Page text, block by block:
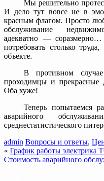
Мы решительно
И дело тут вовсе не в
красным флагом. Просто
обслуживание
адекватно —
потребовать столько
объекте.
В противном
проходимцы и прекрасные
Оба хуже!
Теперь попытаемся
аварийного
среднестатистического
admin Вопросы и ответы,
« График работы электрика
Стоимость аварийного